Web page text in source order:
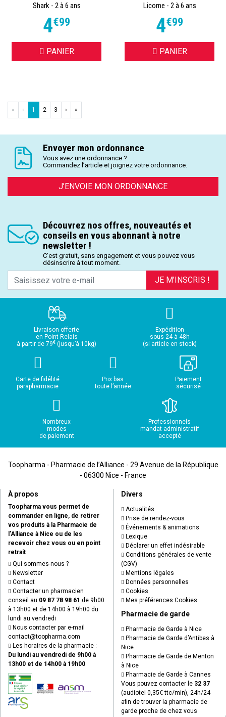
Shark - 2 à 6 ans
4€99
PANIER
Licorne - 2 à 6 ans
4€99
PANIER
« ‹ 1 2 3 › »
Envoyer mon ordonnance
Vous avez une ordonnance ?
Commandez l’article et joignez votre ordonnance.
J’ENVOIE MON ORDONNANCE
Découvrez nos offres, nouveautés et
conseils en vous abonnant à notre
newsletter !
C’est gratuit, sans engagement et vous pouvez vous
désinscrire à tout moment.
JE M’INSCRIS !
Livraison offerte
en Point Relais
à partir de 79€ (jusqu’à 10kg)
Expédition
sous 24 à 48h
(si article en stock)
Carte de fidélité
parapharmacie
Prix bas
toute l’année
Paiement
sécurisé
Nombreux
modes
de paiement
Professionnels
mandat administratif
accepté
Toopharma - Pharmacie de l’Alliance - 29 Avenue de la République
- 06300 Nice - France
À propos
Toopharma vous permet de
commander en ligne, de retirer
vos produits à la Pharmacie de
l’Alliance à Nice ou de les
recevoir chez vous ou en point
retrait
Qui sommes-nous ?
Newsletter
Contact
Contacter un pharmacien
conseil au 09 87 78 98 61 de 9h00
à 13h00 et de 14h00 à 19h00 du
lundi au vendredi
Nous contacter par e-mail
contact@toopharma.com
Les horaires de la pharmacie :
Du lundi au vendredi de 9h00 à
13h00 et de 14h00 à 19h00
Divers
Actualités
Prise de rendez-vous
Événements & animations
Lexique
Déclarer un effet indésirable
Conditions générales de vente
(CGV)
Mentions légales
Données personnelles
Cookies
Mes préférences Cookies
Pharmacie de garde
Pharmacie de Garde à Nice
Pharmacie de Garde d’Antibes à
Nice
Pharmacie de Garde de Menton
à Nice
Pharmacie de Garde à Cannes
Vous pouvez contacter le 32 37
(audiotel 0,35€ ttc/min), 24h/24
afin de trouver la pharmacie de
garde proche de chez vous